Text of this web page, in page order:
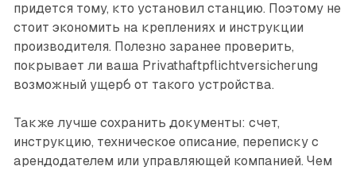
придется тому, кто установил станцию. Поэтому не
стоит экономить на креплениях и инструкции
производителя. Полезно заранее проверить,
покрывает ли ваша Privathaftpflichtversicherung
возможный ущерб от такого устройства.
Также лучше сохранить документы: счет,
инструкцию, техническое описание, переписку с
арендодателем или управляющей компанией. Чем